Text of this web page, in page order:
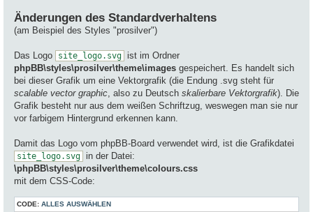
Änderungen des Standardverhaltens
(am Beispiel des Styles "prosilver")
Das Logo site_logo.svg
ist im Ordner
phpBB\styles\prosilver\theme\images gespeichert. Es handelt sich
bei dieser Grafik um eine Vektorgrafik (die Endung .svg steht für
scalable vector graphic , also zu Deutsch skalierbare Vektorgrafik). Die
Grafik besteht nur aus dem weißen Schriftzug, weswegen man sie nur
vor farbigem Hintergrund erkennen kann.
Damit das Logo vom phpBB-Board verwendet wird, ist die Grafikdatei
site_logo.svg
in der Datei:
\phpBB\styles\prosilver\theme\colours.css
mit dem CSS-Code:
CODE: ALLES AUSWÄHLEN